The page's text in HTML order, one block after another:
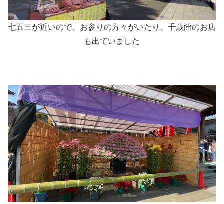
七五三が近いので、お参りの方々がいたり、千歳飴のお店
も出ていました